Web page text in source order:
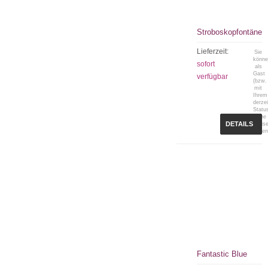
Stroboskopfontäne
Lieferzeit:
sofort
verfügbar
Sie
als
Gast
(bzw.
mit
Ihrem
keine
DETAILS
Fantastic Blue